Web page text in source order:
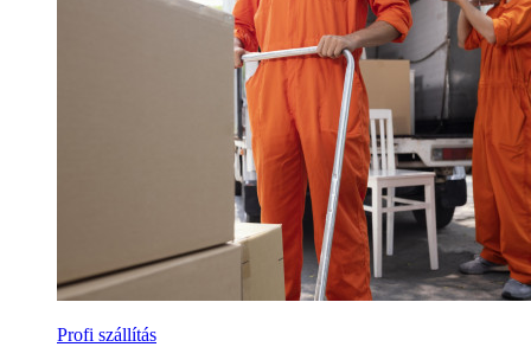
Profi szállítás